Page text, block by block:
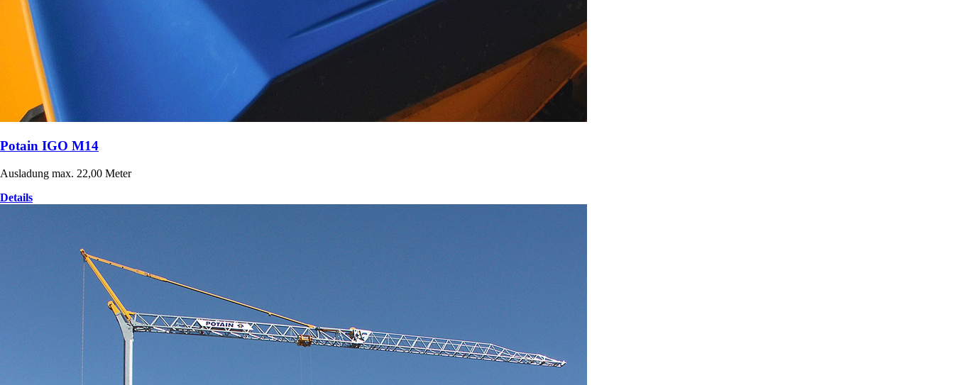
Potain IGO M14
Ausladung max. 22,00 Meter
Details